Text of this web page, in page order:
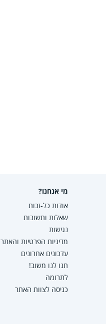
מי אנחנו?
אודות כל-זכות
שאלות ותשובות
נגישות
מדיניות הפרטיות והאתר
עדכונים אחרונים
תנו לנו משוב!
לתרומה
כניסה לצוות האתר